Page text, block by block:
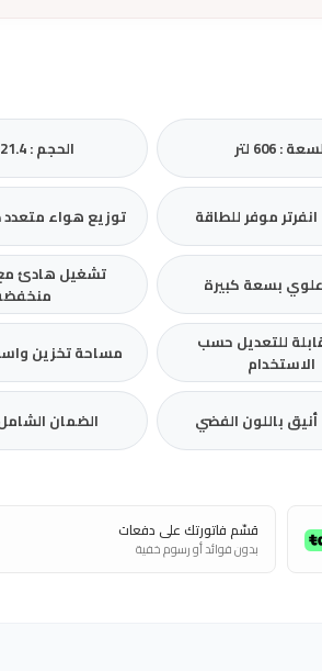
: 606 لتر الحجم : 21.4 قدم
موفر للطاقة توزيع هواء متعدد
علوي بسعة كبيرة
تشغيل هادئ
للتعديل حسب
الاستخدام
مساحة تخزين
باللون الفضي الضمان
قسّم فاتورتك على دفعات
بدون فوائد أو رسوم خفية